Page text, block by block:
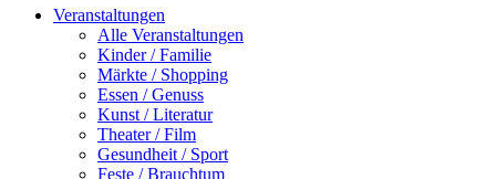
Veranstaltungen
Alle Veranstaltungen
Kinder / Familie
Märkte / Shopping
Essen / Genuss
Kunst / Literatur
Theater / Film
Gesundheit / Sport
Feste / Brauchtum